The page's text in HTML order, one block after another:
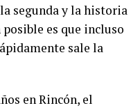
segunda y la historia
es que incluso
sale la
en Rincón, el